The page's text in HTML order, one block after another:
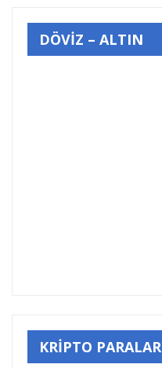
DÖVİZ – ALTIN
KRİPTO PARALAR